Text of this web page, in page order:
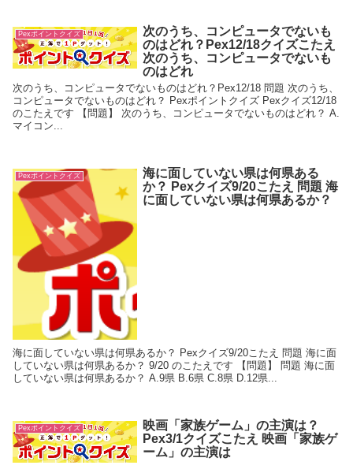
Pexポイントクイズ
次のうち、コンピュータでないも
のはどれ？Pex12/18クイズこたえ
次のうち、コンピュータでないも
のはどれ
次のうち、コンピュータでないものはどれ？Pex12/18 問題 次のうち、
コンピュータでないものはどれ？ Pexポイントクイズ Pexクイズ12/18
のこたえです 【問題】 次のうち、コンピュータでないものはどれ？ A.
マイコン...
Pexポイントクイズ
海に面していない県は何県ある
か？ Pexクイズ9/20こたえ 問題 海
に面していない県は何県あるか？
海に面していない県は何県あるか？ Pexクイズ9/20こたえ 問題 海に面
していない県は何県あるか？ 9/20 のこたえです 【問題】 問題 海に面
していない県は何県あるか？ A.9県 B.6県 C.8県 D.12県...
Pexポイントクイズ
映画「家族ゲーム」の主演は？
Pex3/1クイズこたえ 映画「家族ゲ
ーム」の主演は